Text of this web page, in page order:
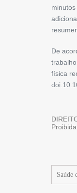
De
física
Saúde